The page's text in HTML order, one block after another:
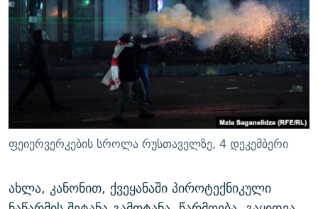
ფეიერვერკების სროლა რუსთაველზე, 4 დეკემბერი
ახლა, კანონით, ქვეყანაში პიროტექნიკული